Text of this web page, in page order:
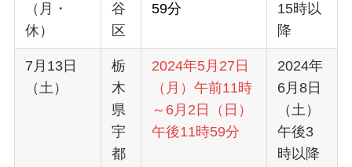
（月・
休）
谷
区
59分
15時以
降
7月13日
（土）
栃
木
県
宇
都
2024年5月27日
（月）午前11時
～6月2日（日）
午後11時59分
2024年
6月8日
（土）
午後3
時以降